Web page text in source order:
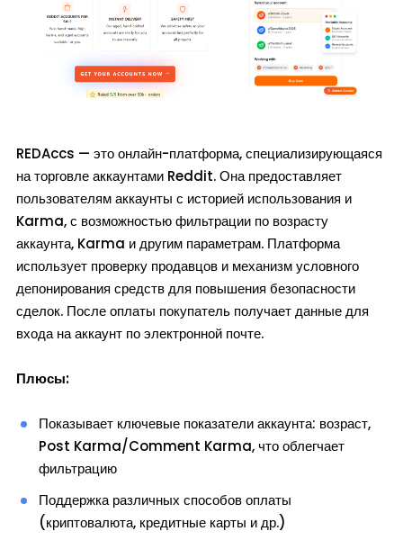
REDAccs — это онлайн-платформа, специализирующаяся
на торговле аккаунтами Reddit. Она предоставляет
пользователям аккаунты с историей использования и
Karma, с возможностью фильтрации по возрасту
аккаунта, Karma и другим параметрам. Платформа
использует проверку продавцов и механизм условного
депонирования средств для повышения безопасности
сделок. После оплаты покупатель получает данные для
входа на аккаунт по электронной почте.
Плюсы:
Показывает ключевые показатели аккаунта: возраст,
Post Karma/Comment Karma, что облегчает
фильтрацию
Поддержка различных способов оплаты
(криптовалюта, кредитные карты и др.)